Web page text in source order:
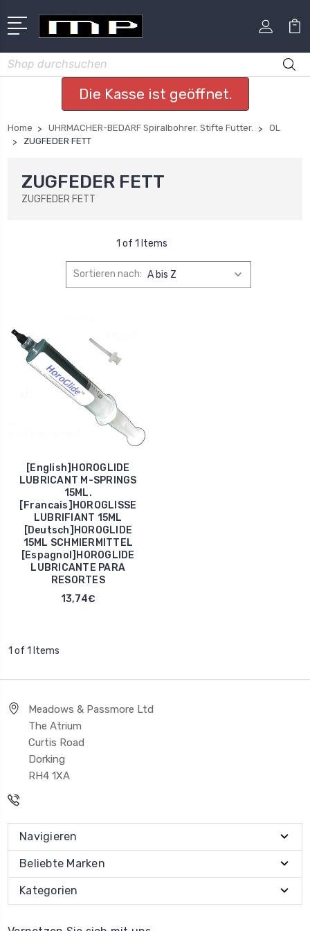
Suchen
Die Kasse ist geöffnet.
Home UHRMACHER-BEDARF Spiralbohrer. Stifte Futter.
OL
ZUGFEDER FETT
ZUGFEDER FETT
ZUGFEDER FETT
1 of 1 Items
Sortieren nach:
[English]HOROGLIDE
LUBRICANT M-SPRINGS
15ML.
[Francais]HOROGLISSE
LUBRIFIANT 15ML
[Deutsch]HOROGLIDE
15ML SCHMIERMITTEL
[Espagnol]HOROGLIDE
LUBRICANTE PARA
RESORTES
13,74€
1 of 1 Items
Meadows & Passmore Ltd
The Atrium
Curtis Road
Dorking
RH4 1XA
Navigieren
Beliebte Marken
Kategorien